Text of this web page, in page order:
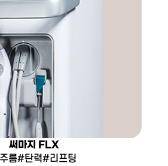
써마지 FLX
름#탄력#리프팅